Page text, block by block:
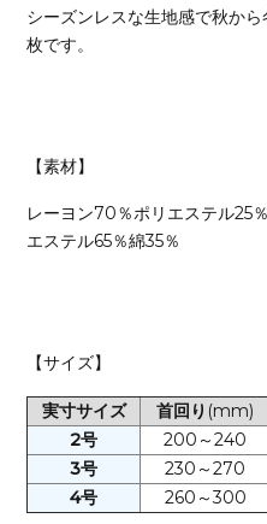
シーズンレスな生地感で秋か
枚です。
【素材】
レーヨン70％ポリエステル25
エステル65％綿35％
【サイズ】
実寸サイズ 首回り (mm)
2号
200～240
3号
230～270
4号
260～300